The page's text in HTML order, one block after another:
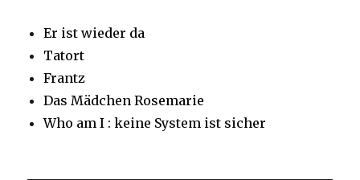
Er ist wieder da
Tatort
Frantz
Das Mädchen Rosemarie
Who am I : keine System ist sicher